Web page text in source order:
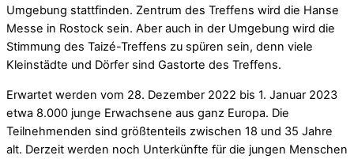
Umgebung stattfinden. Zentrum des Treffens wird die Hanse
Messe in Rostock sein. Aber auch in der Umgebung wird die
Stimmung des Taizé-Treffens zu spüren sein, denn viele
Kleinstädte und Dörfer sind Gastorte des Treffens.
Erwartet werden vom 28. Dezember 2022 bis 1. Januar 2023
etwa 8.000 junge Erwachsene aus ganz Europa. Die
Teilnehmenden sind größtenteils zwischen 18 und 35 Jahre
alt. Derzeit werden noch Unterkünfte für die jungen Menschen